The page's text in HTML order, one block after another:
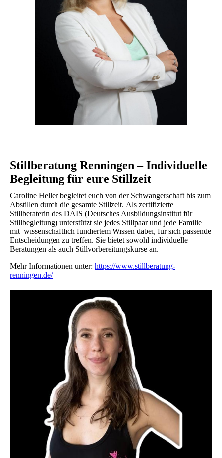
Stillberatung Renningen – Individuelle
Begleitung für eure Stillzeit
Caroline Heller begleitet euch von der Schwangerschaft bis zum
Abstillen durch die gesamte Stillzeit. Als zertifizierte
Stillberaterin des DAIS (Deutsches Ausbildungsinstitut für
Stillbegleitung) unterstützt sie jedes Stillpaar und jede Familie
mit wissenschaftlich fundiertem Wissen dabei, für sich passende
Entscheidungen zu treffen. Sie bietet sowohl individuelle
Beratungen als auch Stillvorbereitungskurse an.
Mehr Informationen unter: https://www.stillberatung-
renningen.de/